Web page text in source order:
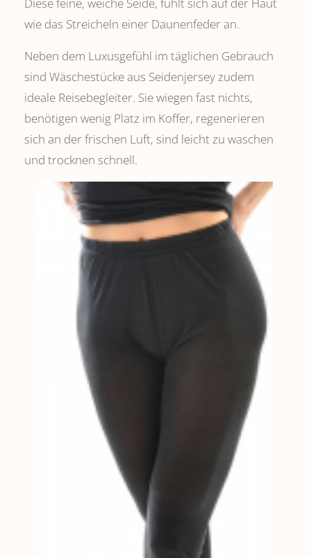
wie das Streicheln einer Daunenfeder an.
Neben dem Luxusgefühl im täglichen Gebrauch
sind Wäschestücke aus Seidenjersey zudem
ideale Reisebegleiter. Sie wiegen fast nichts,
benötigen wenig Platz im Koffer, regenerieren
sich an der frischen Luft, sind leicht zu waschen
und trocknen schnell.